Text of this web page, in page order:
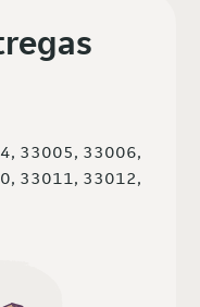
33005, 33006,
33011, 33012,